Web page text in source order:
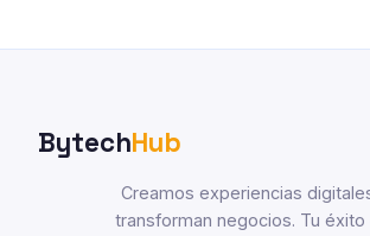
BytechHub
Creamos experiencias
transforman negocios. Tu éxito